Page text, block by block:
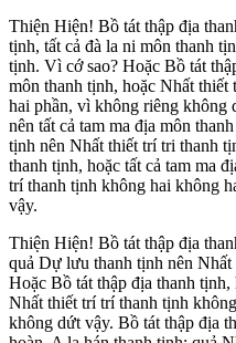
Thiện Hiện! Bồ tát thập địa
tịnh, tất cả đà la ni môn thanh
tịnh. Vì cớ sao? Hoặc Bồ tát
môn thanh tịnh, hoặc Nhất
hai phần, vì không riêng không
nên tất cả tam ma địa môn
tịnh nên Nhất thiết trí tri thanh
thanh tịnh, hoặc tất cả tam ma
trí thanh tịnh không hai không
vậy.
Thiện Hiện! Bồ tát thập địa
quả Dự lưu thanh tịnh nên
Hoặc Bồ tát thập địa thanh
Nhất thiết trí trí thanh tịnh
không dứt vậy. Bồ tát thập địa